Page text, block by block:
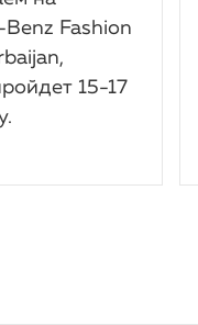
Benz Fashion
15-17